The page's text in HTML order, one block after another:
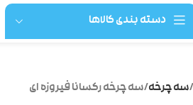
دسته بندی کالاها
سه چرخه سه چرخه رکسانا فیروزه ای